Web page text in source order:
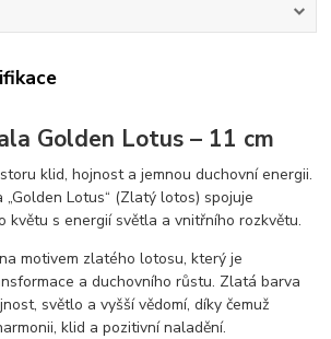
Golden Lotus – 11 cm
klid, hojnost a jemnou duchovní energii.
Lotus“ (Zlatý lotos) spojuje
květu s energií světla a vnitřního rozkvětu.
motivem zlatého lotosu, který je
a duchovního růstu. Zlatá barva
světlo a vyšší vědomí, díky čemuž
klid a pozitivní naladění.